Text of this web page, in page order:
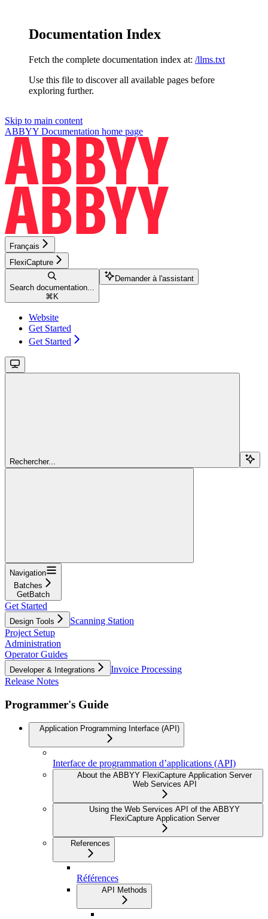
Documentation Index
Fetch the complete documentation index at: /llms.txt
Use this file to discover all available pages before
exploring further.
Skip to main content
ABBYY Documentation home page
Français
FlexiCapture
Search documentation...
⌘ K
Demander à l'assistant
Website
Get Started
Get Started
Rechercher...
Navigation
Batches
GetBatch
Get Started
Design Tools
Scanning Station
Project Setup
Administration
Operator Guides
Developer & Integrations
Invoice Processing
Release Notes
Programmer's Guide
Application Programming Interface (API)
Interface de programmation d’applications (API)
About the ABBYY FlexiCapture Application Server
Web Services API
Using the Web Services API of the ABBYY
FlexiCapture Application Server
References
Références
API Methods